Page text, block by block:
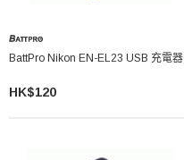
BattPro Nikon EN-EL23 USB 充電器
HK$120